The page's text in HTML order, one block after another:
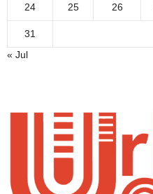
24 25 26
31
« Jul